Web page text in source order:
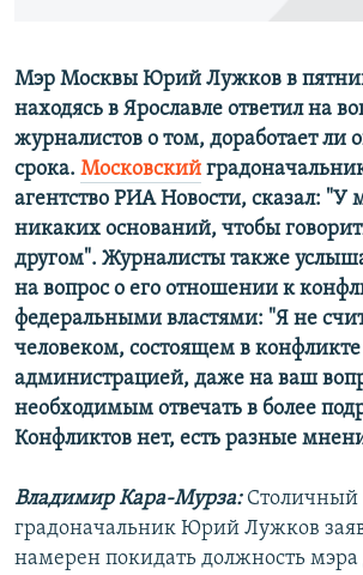
Все сайты РСЕ/РС
Мэр Москвы Юрий Лужков в
находясь в Ярославле ответил на
журналистов о том, доработает ли
срока. Московский
агентство РИА Новости, сказал: "У
никаких оснований, чтобы
другом". Журналисты также
на вопрос о его отношении к
федеральными властями: "Я не
человеком, состоящем в конфликте
администрацией, даже на ваш
необходимым отвечать в более
Конфликтов нет, есть разные
Владимир Кара-Мурза: Столичный
градоначальник Юрий Лужков
намерен покидать должность мэра